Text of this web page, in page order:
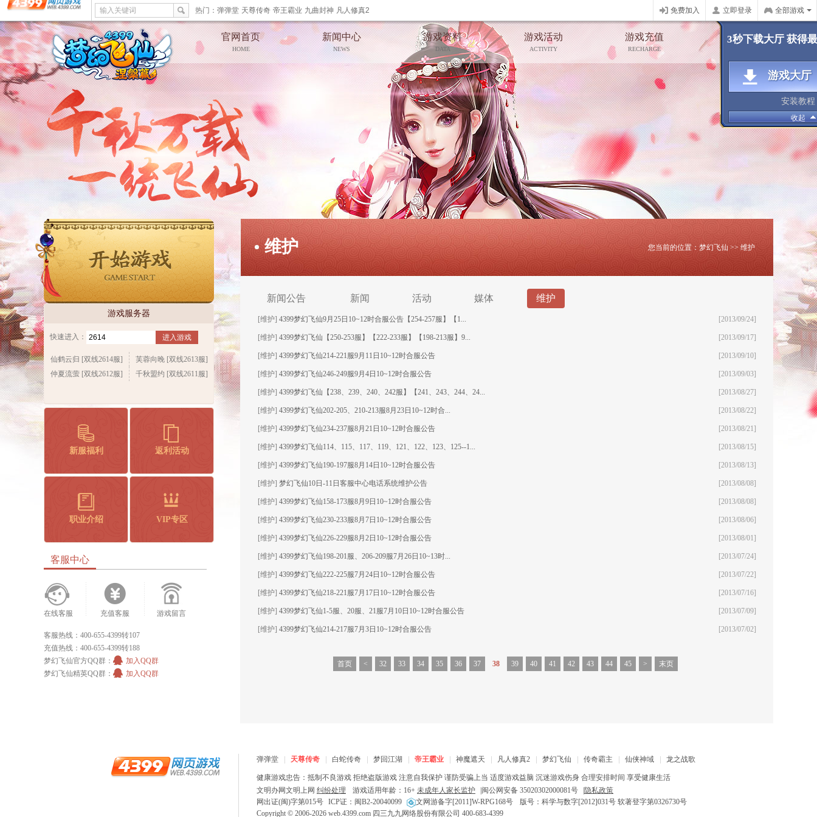
输入关键词 热门： 弹弹堂 天尊传奇 帝王霸业 九曲封神 凡人修真2 免费加入 立即登录 全部游戏
官网首页
HOME
新闻中心
NEWS
游戏资料
DATA
游戏活动
ACTIVITY
游戏充值
RECHARGE
玩家论坛
游戏服务器
快速进入： 进入游戏
仙鹤云归 [双线2614服]
芙蓉向晚 [双线2613服]
仲夏流萤 [双线2612服]
千秋盟约 [双线2611服]
新服福利 返利活动
职业介绍 VIP专区
客服中心
在线客服 充值客服 游戏留言
客服热线：400-655-4399转107
充值热线：400-655-4399转188
梦幻飞仙官方QQ群：
加入QQ群
梦幻飞仙精英QQ群：
加入QQ群
维护 您当前的位置： 梦幻飞仙 >> 维护
新闻公告 新闻 活动 媒体 维护
[2013/09/24]
[维护] 4399梦幻飞仙9月25日10~12时合服公告【254-257服】【1...
[2013/09/17]
[维护] 4399梦幻飞仙【250-253服】【222-233服】【198-213服】9...
[2013/09/10]
[维护] 4399梦幻飞仙214-221服9月11日10~12时合服公告
[2013/09/03]
[维护] 4399梦幻飞仙246-249服9月4日10~12时合服公告
[2013/08/27]
[维护] 4399梦幻飞仙【238、239、240、242服】【241、243、244、24...
[2013/08/22]
[维护] 4399梦幻飞仙202-205、210-213服8月23日10~12时合...
[2013/08/21]
[维护] 4399梦幻飞仙234-237服8月21日10~12时合服公告
[2013/08/15]
[维护] 4399梦幻飞仙114、115、117、119、121、122、123、125--1...
[2013/08/13]
[维护] 4399梦幻飞仙190-197服8月14日10~12时合服公告
[2013/08/08]
[维护] 梦幻飞仙10日-11日客服中心电话系统维护公告
[2013/08/08]
[维护] 4399梦幻飞仙158-173服8月9日10~12时合服公告
[2013/08/06]
[维护] 4399梦幻飞仙230-233服8月7日10~12时合服公告
[2013/08/01]
[维护] 4399梦幻飞仙226-229服8月2日10~12时合服公告
[2013/07/24]
[维护] 4399梦幻飞仙198-201服、206-209服7月26日10~13时...
[2013/07/22]
[维护] 4399梦幻飞仙222-225服7月24日10~12时合服公告
[2013/07/16]
[维护] 4399梦幻飞仙218-221服7月17日10~12时合服公告
[2013/07/09]
[维护] 4399梦幻飞仙1-5服、20服、21服7月10日10~12时合服公告
[2013/07/02]
[维护] 4399梦幻飞仙214-217服7月3日10~12时合服公告
首页 < 32 33 34 35 36 37 38 39 40 41 42 43 44 45 > 末页
弹弹堂 天尊传奇 白蛇传奇 梦回江湖 帝王霸业 神魔遮天 凡人修真2 梦幻飞仙 传奇霸主 仙侠神域 龙之战歌
健康游戏忠告：抵制不良游戏 拒绝盗版游戏 注意自我保护 谨防受骗上当 适度游戏益脑 沉迷游戏伤身 合理安排时间 享受健康生活
文明办网文明上网 纠纷处理 游戏适用年龄：16+ 未成年人家长监护 闽公网安备 35020302000081号
隐私政策
网出证(闽)字第015号 ICP证：闽B2-20040099 文网游备字[2011]W-RPG168号
版号：科学与数字[2012]031号 软著登字第0326730号
Copyright © 2006-2026 web.4399.com 四三九九网络股份有限公司 400-683-4399
3秒下载大厅 获得
游戏大厅
安装教程
收起